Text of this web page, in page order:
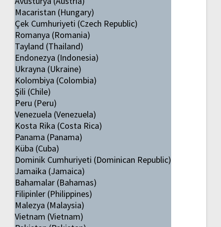
Macaristan (Hungary)
Çek Cumhuriyeti (Czech Republic)
Romanya (Romania)
Tayland (Thailand)
Endonezya (Indonesia)
Ukrayna (Ukraine)
Kolombiya (Colombia)
Şili (Chile)
Peru (Peru)
Venezuela (Venezuela)
Kosta Rika (Costa Rica)
Panama (Panama)
Küba (Cuba)
Dominik Cumhuriyeti (Dominican Republic)
Jamaika (Jamaica)
Bahamalar (Bahamas)
Filipinler (Philippines)
Malezya (Malaysia)
Vietnam (Vietnam)